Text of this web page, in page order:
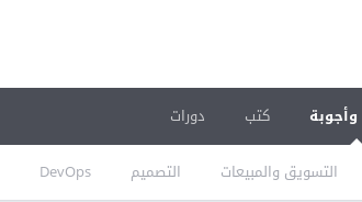
التسويق والمبيعات التصميم DevOps
كتب دورات